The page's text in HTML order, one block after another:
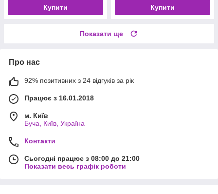
Купити Купити
Показати ще
Про нас
92% позитивних з 24 відгуків за рік
Працює з 16.01.2018
м. Київ
Буча, Київ, Україна
Контакти
Сьогодні працює з 08:00 до 21:00
Показати весь графік роботи